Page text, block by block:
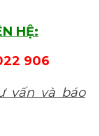
HỆ:
906
vấn và báo